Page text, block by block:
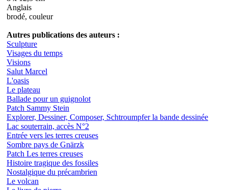
Anglais
brodé, couleur
Autres publications des auteurs :
Sculpture
Visages du temps
Visions
Salut Marcel
L'oasis
Le plateau
Ballade pour un guignolot
Patch Sammy Stein
Explorer, Dessiner, Composer, Schtroumpfer la bande dessinée
Lac souterrain, accès N°2
Entrée vers les terres creuses
Sombre pays de Gnärzk
Patch Les terres creuses
Histoire tragique des fossiles
Nostalgique du précambrien
Le volcan